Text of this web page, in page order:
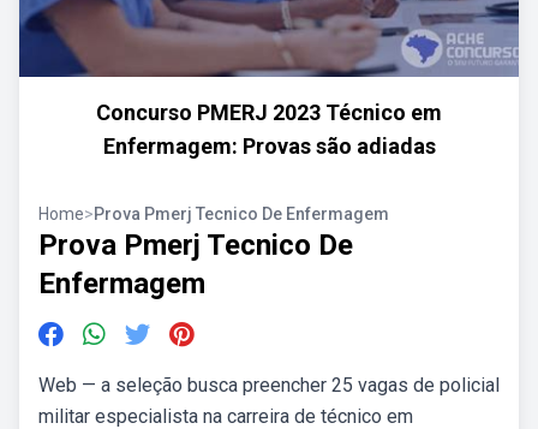
Concurso PMERJ 2023 Técnico em
Enfermagem: Provas são adiadas
Home>Prova Pmerj Tecnico De Enfermagem
Prova Pmerj Tecnico De
Enfermagem
Web — a seleção busca preencher 25 vagas de policial
militar especialista na carreira de técnico em